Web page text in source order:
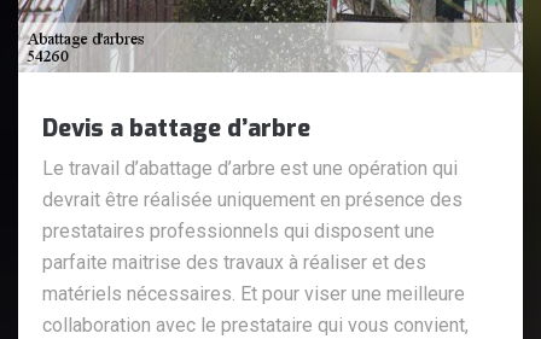
Devis a battage d’arbre
Le travail d’abattage d’arbre est une opération qui
devrait être réalisée uniquement en présence des
prestataires professionnels qui disposent une
parfaite maitrise des travaux à réaliser et des
matériels nécessaires. Et pour viser une meilleure
collaboration avec le prestataire qui vous convient,